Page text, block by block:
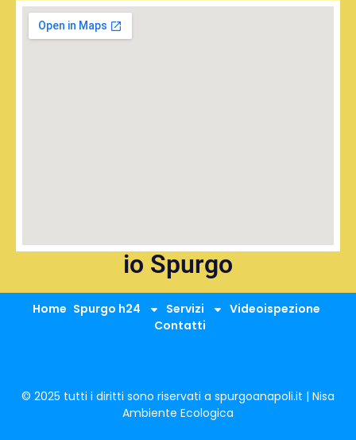
io Spurgo
Home Spurgo h24 Servizi
Videoispezione
Contatti
© 2025 tutti i diritti sono riservati a spurgoanapoli.it | Nisa
Ambiente Ecologica